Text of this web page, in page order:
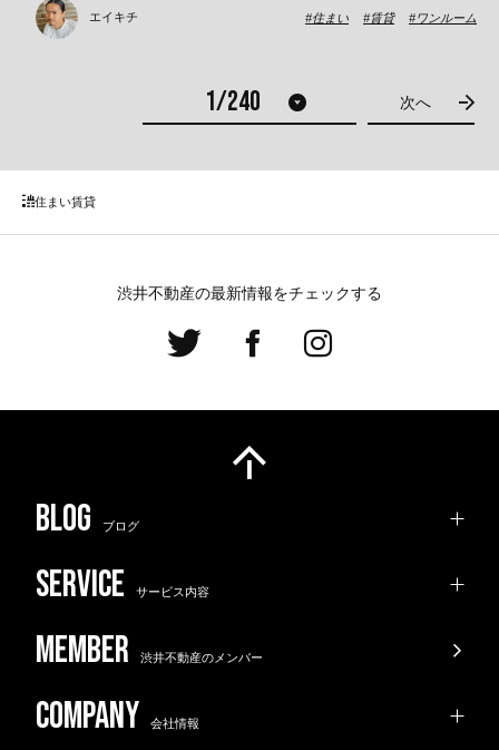
エイキチ 住まい 賃貸 ワンルーム
次へ
住まい賃貸
渋井不動産の最新情報をチェックする
ブログ
サービス内容
渋井不動産のメンバー
会社情報